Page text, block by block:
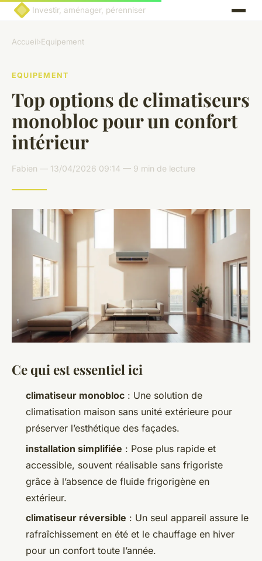
Investir, aménager, pérenniser
Accueil›Equipement
EQUIPEMENT
Top options de climatiseurs
monobloc pour un confort
intérieur
Fabien — 13/04/2026 09:14 — 9 min de lecture
Ce qui est essentiel ici
climatiseur monobloc : Une solution de
climatisation maison sans unité extérieure pour
préserver l’esthétique des façades.
installation simplifiée : Pose plus rapide et
accessible, souvent réalisable sans frigoriste
grâce à l’absence de fluide frigorigène en
extérieur.
climatiseur réversible : Un seul appareil assure le
rafraîchissement en été et le chauffage en hiver
pour un confort toute l’année.